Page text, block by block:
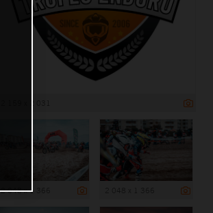
2 048 x 1 366